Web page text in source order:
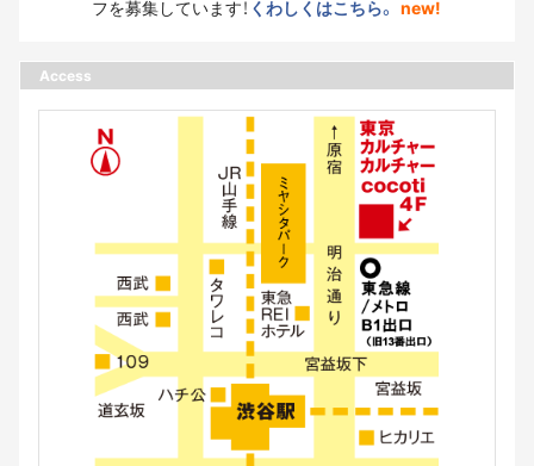
フを募集しています！ くわしくはこちら。 new!
Access